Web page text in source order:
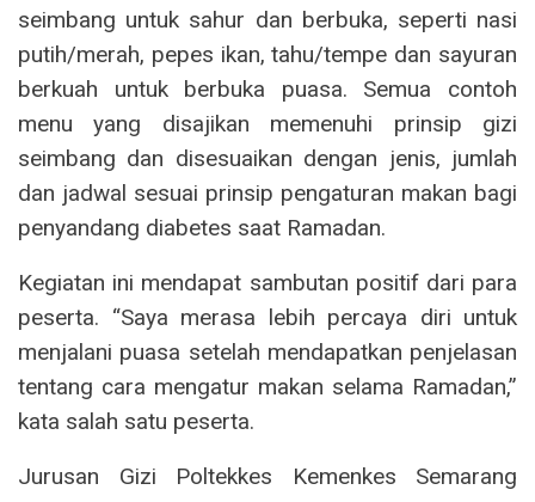
seimbang untuk sahur dan berbuka, seperti nasi
putih/merah, pepes ikan, tahu/tempe dan sayuran
berkuah untuk berbuka puasa. Semua contoh
menu yang disajikan memenuhi prinsip gizi
seimbang dan disesuaikan dengan jenis, jumlah
dan jadwal sesuai prinsip pengaturan makan bagi
penyandang diabetes saat Ramadan.
Kegiatan ini mendapat sambutan positif dari para
peserta. “Saya merasa lebih percaya diri untuk
menjalani puasa setelah mendapatkan penjelasan
tentang cara mengatur makan selama Ramadan,”
kata salah satu peserta.
Jurusan Gizi Poltekkes Kemenkes Semarang